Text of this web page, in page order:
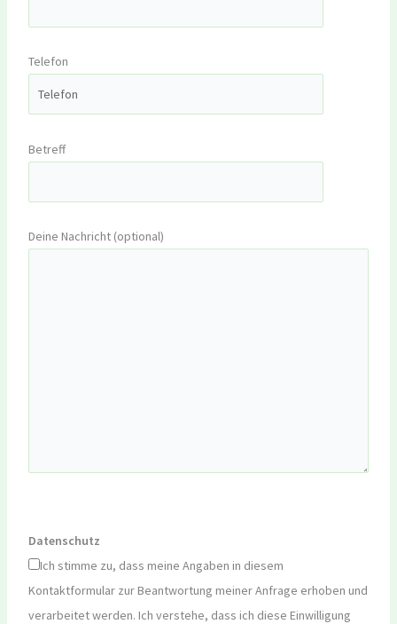
Telefon
Betreff
Deine Nachricht (optional)
Datenschutz
Ich stimme zu, dass meine Angaben in diesem
Kontaktformular zur Beantwortung meiner Anfrage erhoben und
verarbeitet werden. Ich verstehe, dass ich diese Einwilligung